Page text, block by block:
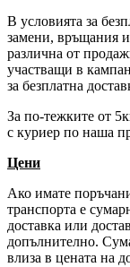
В условията за
замени, връщания
различна от
участващи в
за безплатна
За по-тежките от
с куриер по наша
Цени
Ако имате
транспорта е
доставка или
допълнително.
влиза в цената на